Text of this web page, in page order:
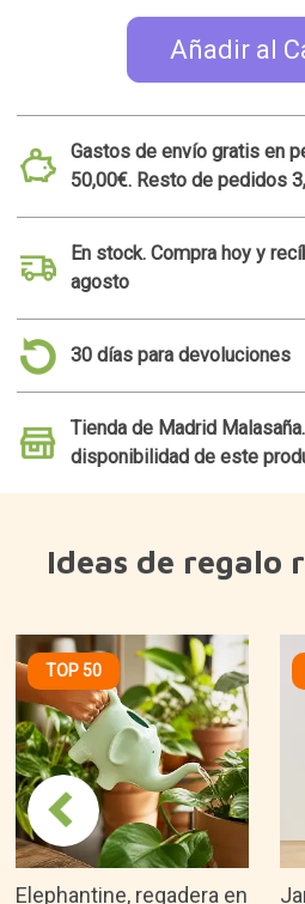
Añadir al
Gastos de envío gratis en
50,00€. Resto de pedidos
En stock. Compra hoy y
agosto
30 días para devoluciones
Tienda de Madrid
disponibilidad de este
Ideas de regalo
TOP 50
Elephantine, regadera en